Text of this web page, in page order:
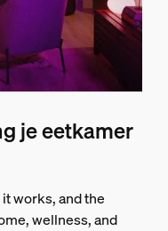
je eetkamer
works, and the
wellness, and